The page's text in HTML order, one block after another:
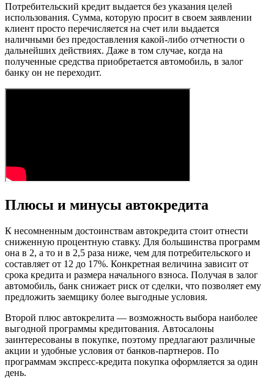
Потребительский кредит выдается без указания целей
использования. Сумма, которую просит в своем заявлении
клиент просто перечисляется на счет или выдается
наличными без предоставления какой-либо отчетности о
дальнейших действиях. Даже в том случае, когда на
полученные средства приобретается автомобиль, в залог
банку он не переходит.
Плюсы и минусы автокредита
К несомненным достоинствам автокредита стоит отнести
сниженную процентную ставку. Для большинства программ
она в 2, а то и в 2,5 раза ниже, чем для потребительского и
составляет от 12 до 17%. Конкретная величина зависит от
срока кредита и размера начального взноса. Получая в залог
автомобиль, банк снижает риск от сделки, что позволяет ему
предложить заемщику более выгодные условия.
Второй плюс автокрелита — возможность выбора наиболее
выгодной программы кредитования. Автосалоны
заинтересованы в покупке, поэтому предлагают различные
акции и удобные условия от банков-партнеров. По
программам экспресс-кредита покупка оформляется за один
день.